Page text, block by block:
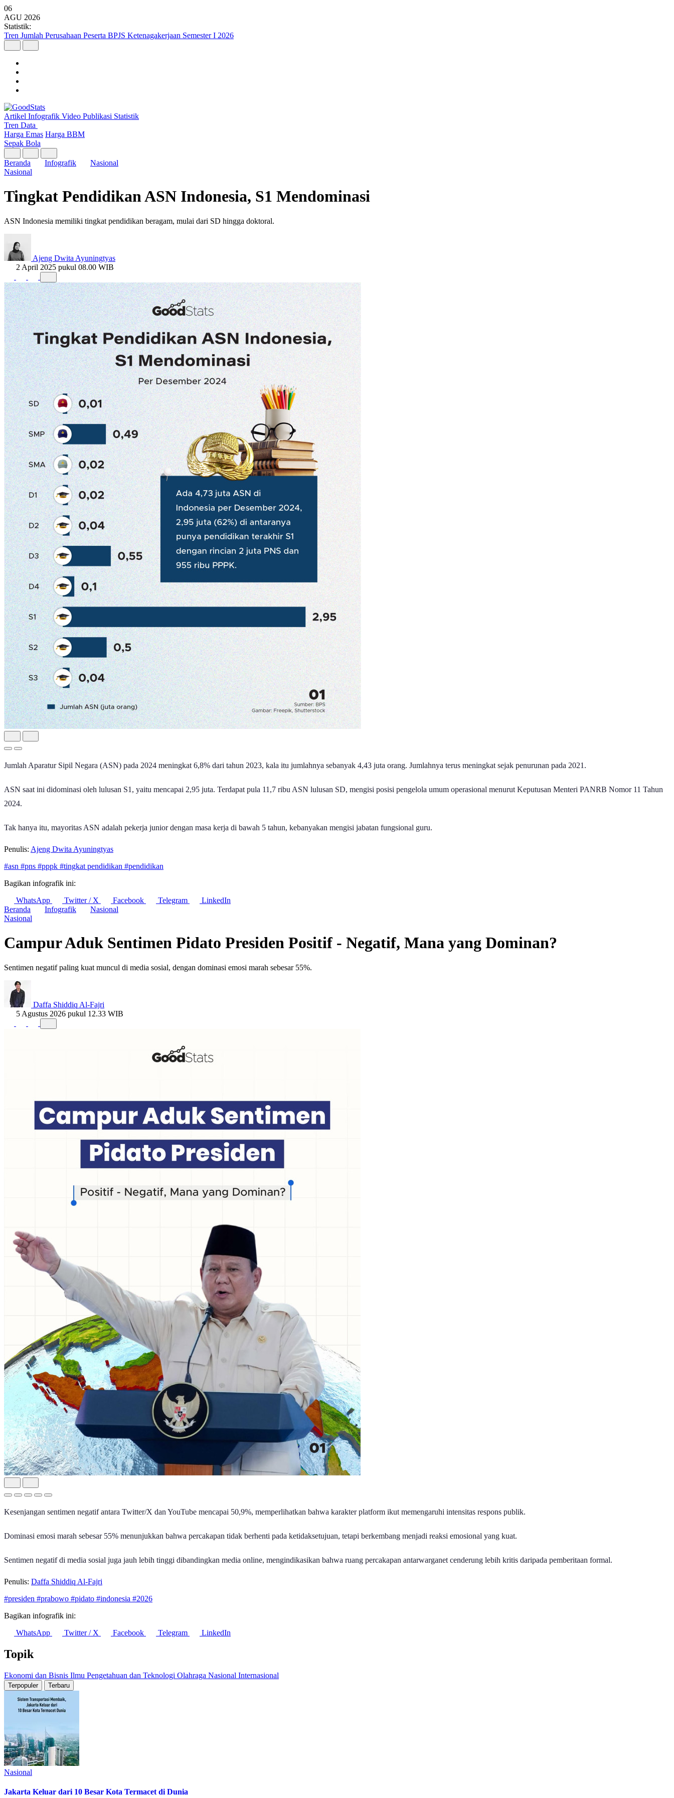
06
AGU 2026
Statistik:
Tren Jumlah Perusahaan Peserta BPJS Ketenagakerjaan Semester I 2026
Artikel Infografik Video Publikasi Statistik
Tren Data
Harga Emas Harga BBM
Sepak Bola
Beranda Infografik
Nasional
Nasional
Tingkat Pendidikan ASN Indonesia, S1 Mendominasi
ASN Indonesia memiliki tingkat pendidikan beragam, mulai dari SD hingga doktoral.
Ajeng Dwita Ayuningtyas
2 April 2025 pukul 08.00 WIB
Jumlah Aparatur Sipil Negara (ASN) pada 2024 meningkat 6,8% dari tahun 2023, kala itu jumlahnya sebanyak 4,43 juta orang. Jumlahnya terus meningkat sejak penurunan pada 2021.
ASN saat ini didominasi oleh lulusan S1, yaitu mencapai 2,95 juta. Terdapat pula 11,7 ribu ASN lulusan SD, mengisi posisi pengelola umum operasional menurut Keputusan Menteri PANRB Nomor 11 Tahun
2024.
Tak hanya itu, mayoritas ASN adalah pekerja junior dengan masa kerja di bawah 5 tahun, kebanyakan mengisi jabatan fungsional guru.
Penulis: Ajeng Dwita Ayuningtyas
#asn #pns #pppk #tingkat pendidikan #pendidikan
Bagikan infografik ini:
WhatsApp
Twitter / X Facebook Telegram
LinkedIn
Beranda
Infografik
Nasional
Nasional
Campur Aduk Sentimen Pidato Presiden Positif - Negatif, Mana yang Dominan?
Sentimen negatif paling kuat muncul di media sosial, dengan dominasi emosi marah sebesar 55%.
Daffa Shiddiq Al-Fajri
5 Agustus 2026 pukul 12.33 WIB
Kesenjangan sentimen negatif antara Twitter/X dan YouTube mencapai 50,9%, memperlihatkan bahwa karakter platform ikut memengaruhi intensitas respons publik.
Dominasi emosi marah sebesar 55% menunjukkan bahwa percakapan tidak berhenti pada ketidaksetujuan, tetapi berkembang menjadi reaksi emosional yang kuat.
Sentimen negatif di media sosial juga jauh lebih tinggi dibandingkan media online, mengindikasikan bahwa ruang percakapan antarwarganet cenderung lebih kritis daripada pemberitaan formal.
Penulis: Daffa Shiddiq Al-Fajri
#presiden #prabowo #pidato #indonesia #2026
Bagikan infografik ini:
WhatsApp
Twitter / X Facebook Telegram LinkedIn
Topik
Ekonomi dan Bisnis Ilmu Pengetahuan dan Teknologi Olahraga Nasional Internasional
Terpopuler Terbaru
Nasional
Jakarta Keluar dari 10 Besar Kota Termacet di Dunia